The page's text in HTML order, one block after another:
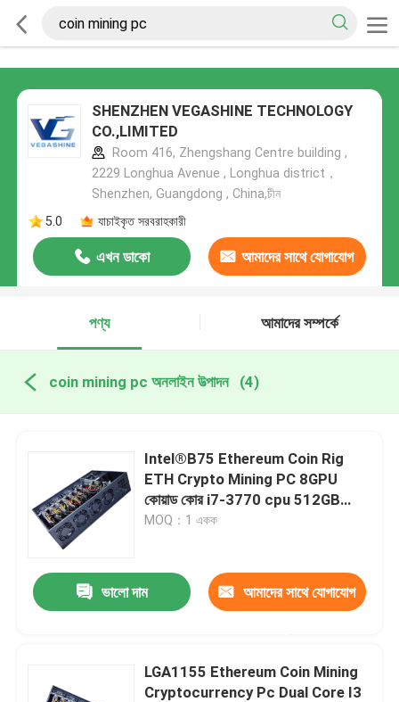
SHENZHEN VEGASHINE TECHNOLOGY
CO.,LIMITED
Room 416, Zhengshang Centre building ,
2229 Longhua Avenue , Longhua district，
Shenzhen, Guangdong , China,চীন
5.0
যাচাইকৃত সরবরাহকারী
এখন ডাকো আমাদের সাথে যোগাযোগ
পণ্য
আমাদের সম্পর্কে
coin mining pc অনলাইন উত্পাদন (4)
Intel®B75 Ethereum Coin Rig
ETH Crypto Mining PC 8GPU
কোয়াড কোর i7-3770 cpu 512GB
SSD 8GB মেমরি
MOQ：1 একক
ভালো দাম আমাদের সাথে যোগাযোগ
LGA1155 Ethereum Coin Mining
Cryptocurrency Pc Dual Core I3